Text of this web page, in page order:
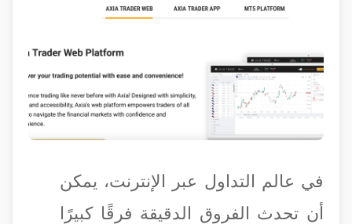
في عالم التداول عبر الإنترنت، يمكن
أن تحدث الفروق الدقيقة فرقًا كبيرًا